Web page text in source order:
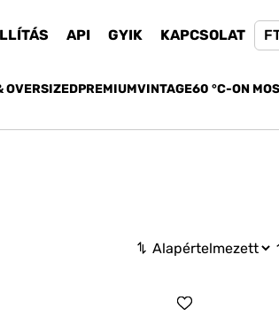
API GYIK KAPCSOLAT
OVERSIZEDPREMIUMVINTAGE60 °C-ON